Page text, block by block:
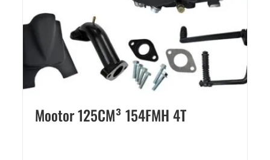
Mootor 125CM³ 154FMH 4T